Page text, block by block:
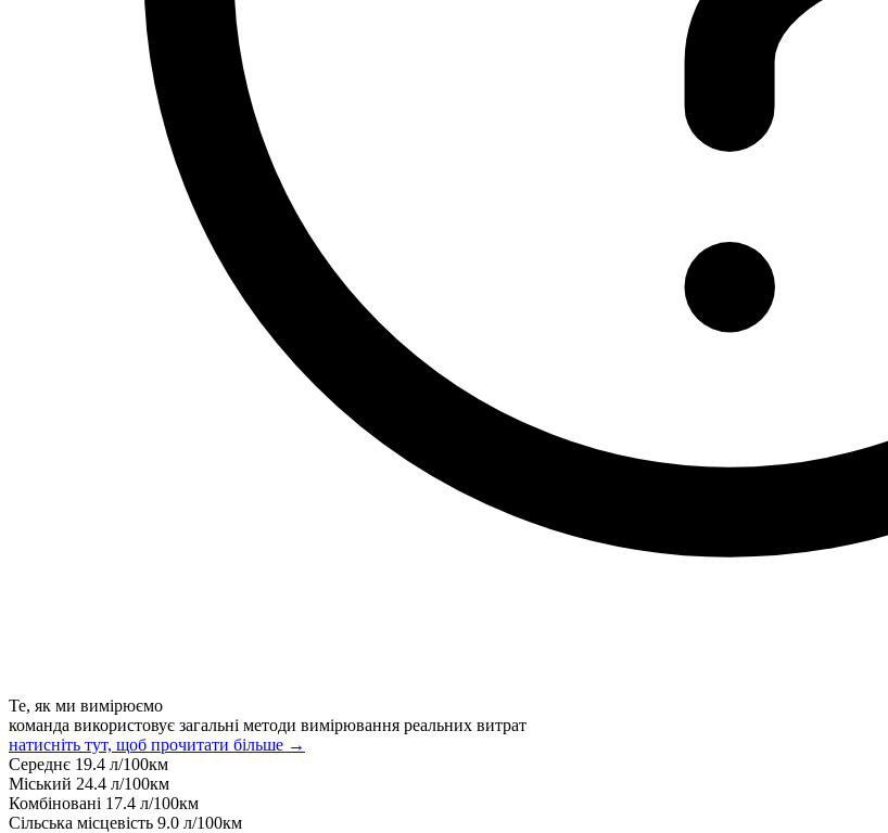
Те, як ми вимірюємо
команда використовує загальні методи вимірювання реальних витрат
натисніть тут, щоб прочитати більше →
Середнє 19.4 л/100км
Міський 24.4 л/100км
Комбіновані 17.4 л/100км
Сільська місцевість 9.0 л/100км